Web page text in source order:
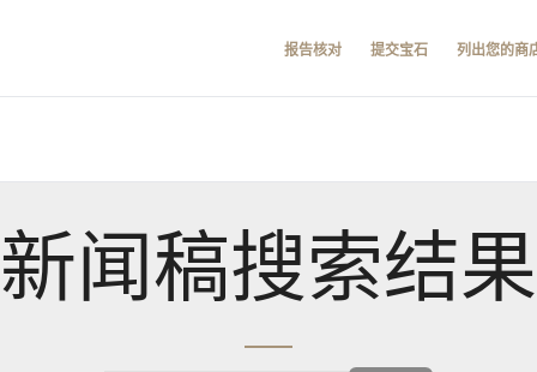
报告核对 提交宝石 列出您的商
新闻稿搜索结果